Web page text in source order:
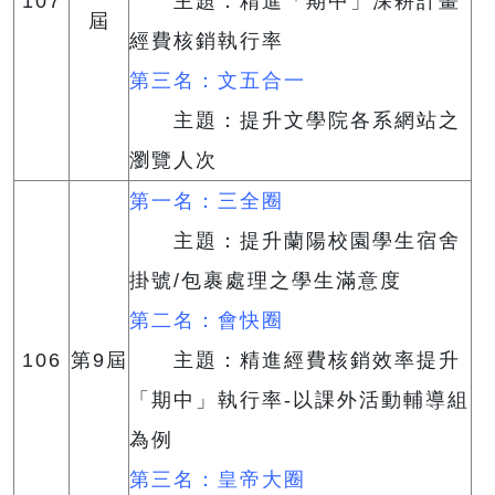
屆
經費核銷執行率
第三名：文五合一
主題：提升文學院各系網站之
瀏覽人次
106 第9屆
第一名：三全圈
主題：提升蘭陽校園學生宿舍
掛號/包裹處理之學生滿意度
第二名：會快圈
主題：精進經費核銷效率提升
「期中」執行率-以課外活動輔導組
為例
第三名：皇帝大圈